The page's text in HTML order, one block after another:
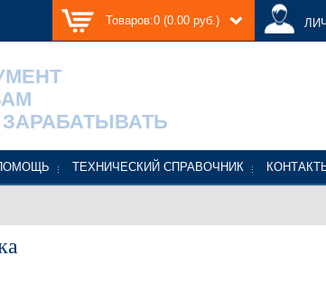
Товаров:0 (0.00 руб.)
ТЕХНИЧЕСКИЙ СПРАВОЧНИК